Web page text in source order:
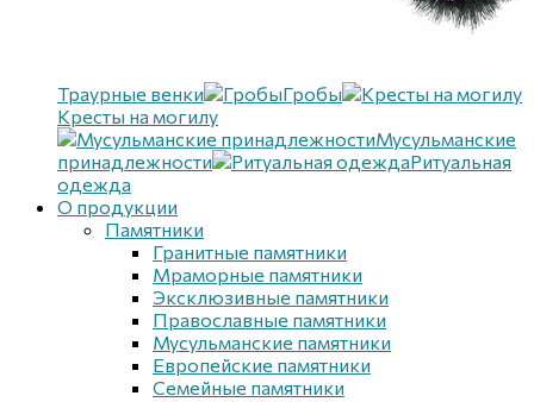
Траурные венки
Гробы
Кресты на могилу
Мусульманские
принадлежности
Ритуальная
одежда
О продукции
Памятники
Гранитные памятники
Мраморные памятники
Эксклюзивные памятники
Православные памятники
Мусульманские памятники
Европейские памятники
Семейные памятники